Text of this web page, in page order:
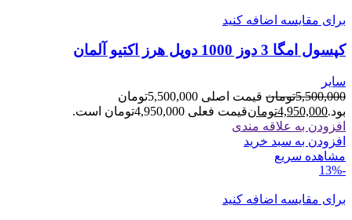
برای مقایسه اضافه کنید
کپسول امگا 3 دوز 1000 دوپل هرز اکتیو آلمان
سایر
5,500,000تومان
قیمت اصلی 5,500,000تومان
بود.4,950,000تومانقیمت فعلی 4,950,000تومان است.
افزودن به علاقه مندی
افزودن به سبد خرید
مشاهده سریع
-13%
برای مقایسه اضافه کنید